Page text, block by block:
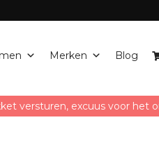
Merken Blog
versturen, excuus voor het